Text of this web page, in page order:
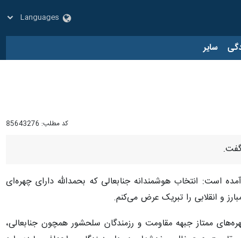
سایر
کد مطلب: 85643276
است: انتخاب هوشمندانه جنابعالی که بحمدالله دارای چهره‌ای
و انقلابی را تبریک عرض می‌کنم.
ممتاز جبهه مقاومت و رزمندگان سلحشور همچون جنابعالی،